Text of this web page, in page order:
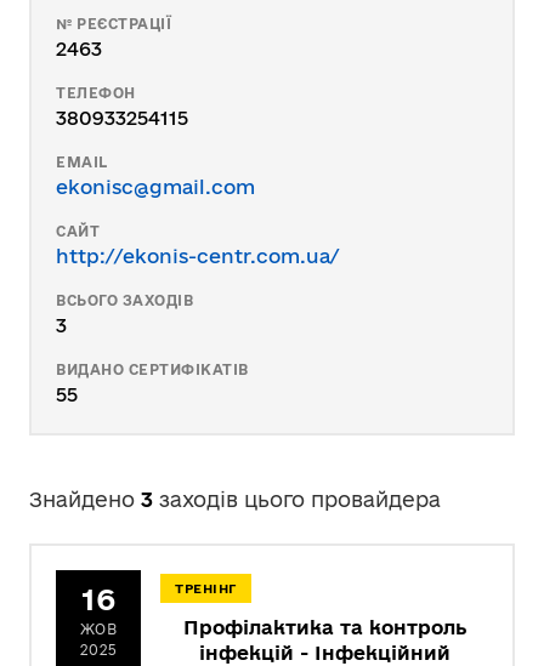
№ РЕЄСТРАЦІЇ
2463
ТЕЛЕФОН
380933254115
EMAIL
ekonisc@gmail.com
САЙТ
http://ekonis-centr.com.ua/
ВСЬОГО ЗАХОДІВ
3
ВИДАНО СЕРТИФІКАТІВ
55
Знайдено 3 заходів цього провайдера
16
ЖОВ
2025
ТРЕНІНГ
Профілактика та контроль
інфекцій - Інфекційний